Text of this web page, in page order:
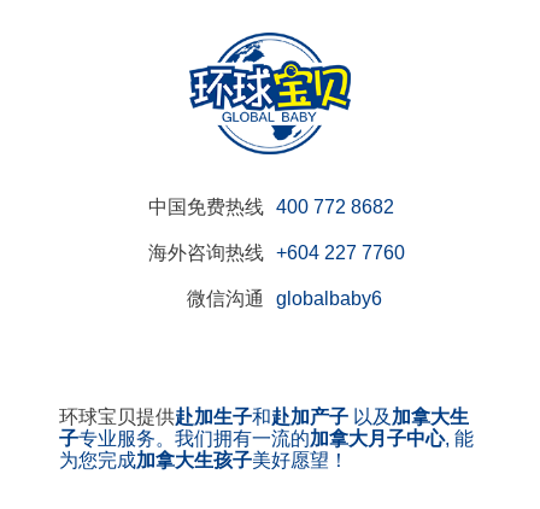
中国免费热线 400 772 8682
海外咨询热线 +604 227 7760
微信沟通 globalbaby6
环球宝贝提供赴加生子和赴加产子 以及 加拿大生
子专业服务。我们拥有一流的加拿大月子中心, 能
为您完成加拿大生孩子美好愿望！